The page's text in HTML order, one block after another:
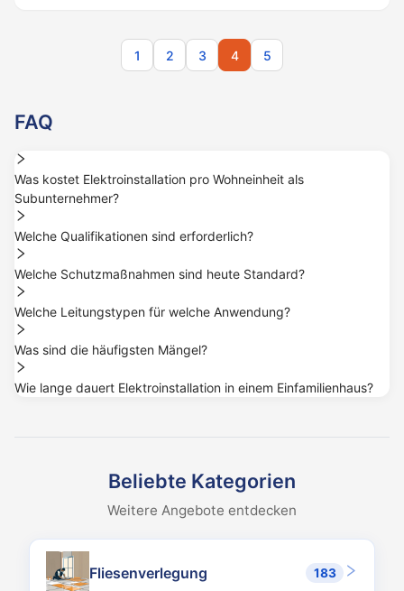
1 2 3 4 5
FAQ
Was kostet Elektroinstallation pro Wohneinheit als
Subunternehmer?
Welche Qualifikationen sind erforderlich?
Welche Schutzmaßnahmen sind heute Standard?
Welche Leitungstypen für welche Anwendung?
Was sind die häufigsten Mängel?
Wie lange dauert Elektroinstallation in einem Einfamilienhaus?
Welche Schutzmaßnahmen sind heute Standard?
RCD/FI-Schalter 30 mA für alle Endstromkreise (Pflicht in
Welche Leitungstypen für welche Anwendung?
NYM-J 3×1,5 mm² für Beleuchtung, NYM-J 3×2,5 mm² für
Was sind die häufigsten Mängel?
Beliebte Kategorien
Weitere Angebote entdecken
Fliesenverlegung 183